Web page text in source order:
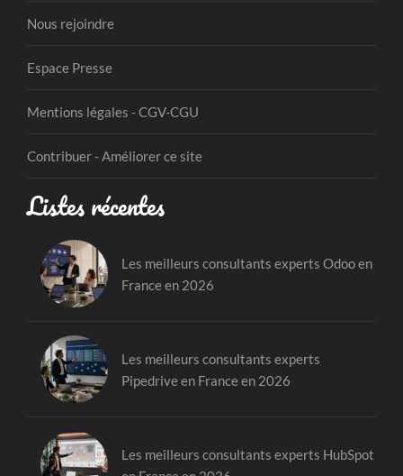
Nous rejoindre
Espace Presse
Mentions légales - CGV-CGU
Contribuer - Améliorer ce site
Listes récentes
Les meilleurs consultants experts Odoo en
France en 2026
Les meilleurs consultants experts
Pipedrive en France en 2026
Les meilleurs consultants experts HubSpot